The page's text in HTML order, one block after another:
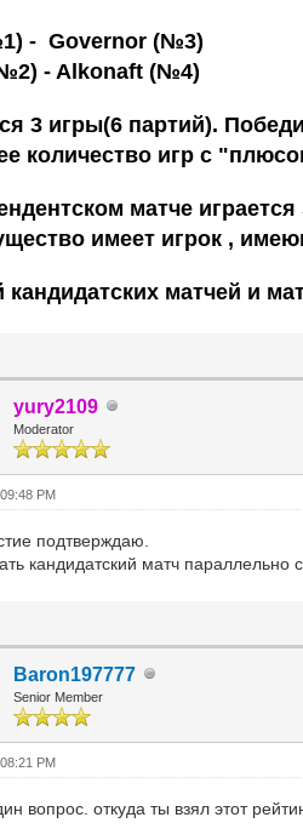
- Governor (№3)
- Alkonaft (№4)
3 игры(6 партий).
количество игр с
матче
имеет игрок ,
кандидатских матчей и
yury2109
Moderator
PM
подтверждаю.
кандидатский матч параллельно
Baron197777
Senior Member
PM
вопрос. откуда ты взял этот